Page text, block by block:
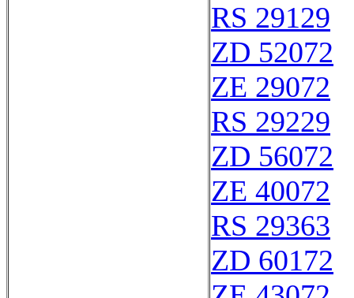
RS 29129
ZD 52072
ZE 29072
RS 29229
ZD 56072
ZE 40072
RS 29363
ZD 60172